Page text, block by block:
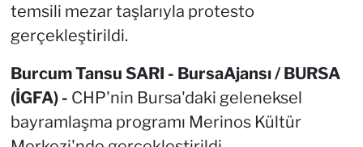
temsili mezar taşlarıyla protesto
gerçekleştirildi.
Burcum Tansu SARI - BursaAjansı / BURSA
(İGFA) - CHP'nin Bursa'daki geleneksel
bayramlaşma programı Merinos Kültür